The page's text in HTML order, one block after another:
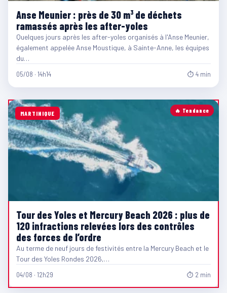
Anse Meunier : près de 30 m³ de déchets
ramassés après les after-yoles
Quelques jours après les after-yoles organisés à l'Anse Meunier,
également appelée Anse Moustique, à Sainte-Anne, les équipes
du…
05/08 · 14h14 ⏱ 4 min
🔥 Tendance
MARTINIQUE
Tour des Yoles et Mercury Beach 2026 : plus de
120 infractions relevées lors des contrôles
des forces de l’ordre
Au terme de neuf jours de festivités entre la Mercury Beach et le
Tour des Yoles Rondes 2026,…
04/08 · 12h29 ⏱ 2 min